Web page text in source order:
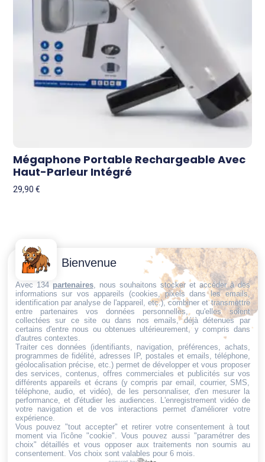
Mégaphone Portable Rechargeable Avec
Haut-Parleur Intégré
29,90€
Trouvez ce qu'il vous faut,
au bon endroit
Conditions
générales
de vente
Politique de
cookies
Politique de
confidentialité
Mentions
légales
Conditions de
retour et de
remboursement
Droit de
rétractation
Contactez-
Nous
Email:
dt@sasbms.fr
Bienvenue
Avec 134 partenaires, nous souhaitons stocker et accéder à des
informations sur vos appareils (cookies, pixels dans les emails,
identification par analyse de l'appareil, etc.), combiner et transmettre
entre partenaires vos données personnelles, qu'elles soient
collectées sur ce site ou dans nos emails, déjà détenues par
certains d'entre nous ou obtenues ultérieurement, y compris dans
d'autres contextes.
Traiter ces données (identifiants, navigation, préférences, achats,
programmes de fidélité, adresses IP, postales et emails, téléphone,
géolocalisation précise, etc.) permet de développer et vous proposer
des services, contenus, offres commerciales et publicités sur vos
différents appareils et écrans (y compris par email, courrier, SMS,
téléphone, audio, et vidéo), de les personnaliser, d'en mesurer la
performance, et d'étudier les audiences. L'enregistrement vidéo de
votre navigation et de vos interactions permet d'améliorer votre
expérience.
Vous pouvez "tout accepter" et retirer votre consentement à tout
moment via l'icône "cookie" . Vous pouvez aussi "paramétrer des
choix" détaillés et vous opposer aux traitements non soumis au
consentement. Vos choix sont valables pour 6 mois.